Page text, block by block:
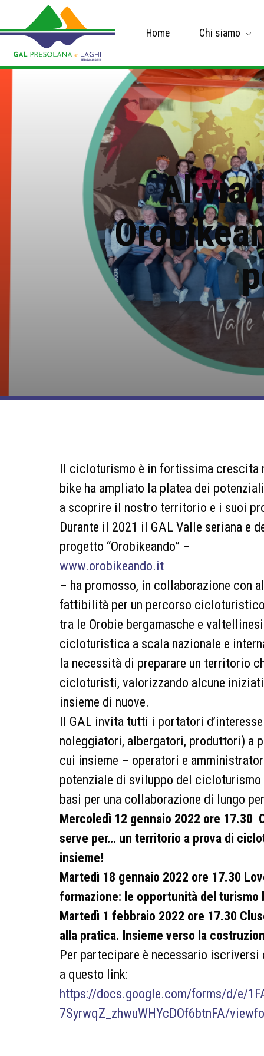
Home Chi siamo
Al via
Il cicloturismo è in fortissima crescita
bike ha ampliato la platea dei
a scoprire il nostro territorio e i suoi
Durante il 2021 il GAL Valle seriana e
progetto “Orobikeando” –
www.orobikeando.it
– ha promosso, in collaborazione con
fattibilità per un percorso
tra le Orobie bergamasche e
cicloturistica a scala nazionale e
la necessità di preparare un territorio
cicloturisti, valorizzando alcune
insieme di nuove.
Il GAL invita tutti i portatori
noleggiatori, albergatori, produttori) a
cui insieme – operatori e
potenziale di sviluppo del
basi per una collaborazione di lungo
Mercoledì 12 gennaio 2022 ore 17.30
serve per… un territorio a prova di
insieme!
Martedì 18 gennaio 2022 ore 17.30
formazione: le opportunità del turismo
Martedì 1 febbraio 2022 ore 17.30
alla pratica. Insieme verso la
Per partecipare è necessario
a questo link:
https://docs.google.com/forms/d/e/
7SyrwqZ_zhwuWHYcDOf6btnFA/